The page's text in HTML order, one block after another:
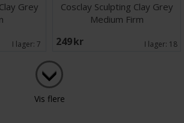
Grey
I lager: 7
Cosclay Sculpting Clay Grey
Medium Firm
249 SEK I lager: 18
Vis flere